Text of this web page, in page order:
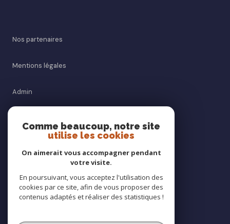
Nos partenaires
Mentions légales
Admin
Comme beaucoup, notre site
utilise les cookies
On aimerait vous accompagner pendant
votre visite.
En poursuivant, vous acceptez l'utilisation des
cookies par ce site, afin de vous proposer des
contenus adaptés et réaliser des statistiques !